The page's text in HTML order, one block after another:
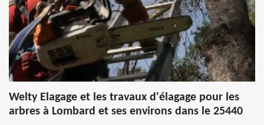
Welty Elagage et les travaux d'élagage pour les
arbres à Lombard et ses environs dans le 25440